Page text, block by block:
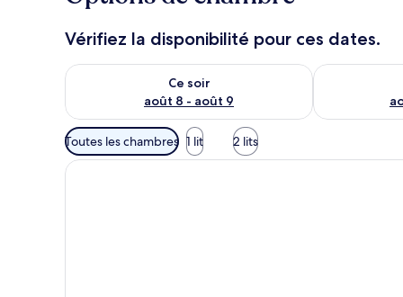
Vérifiez la disponibilité pour ces dates.
Ce soir
août 8 - août 9
Vérifier la disponibilité pour ce soir août 8 - août 9
Vérifier la
Filtres
disponibles
pour
Toutes les chambres 1 lit 2 lits